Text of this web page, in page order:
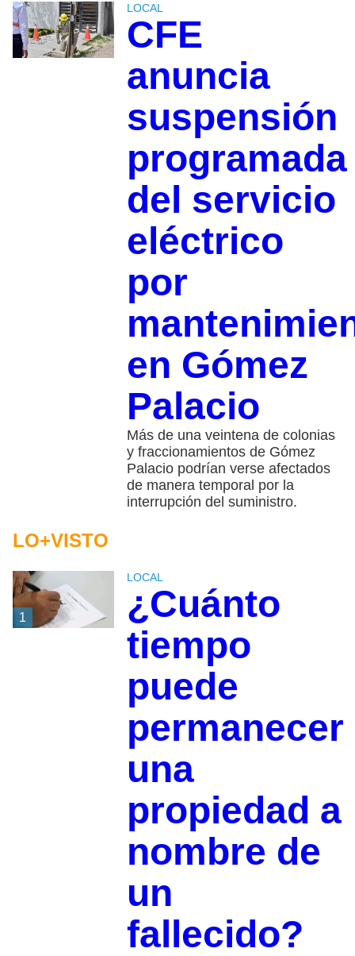
LOCAL
CFE
anuncia
suspensión
programada
del servicio
eléctrico
por
en Gómez
Palacio
Más de una veintena de colonias
y fraccionamientos de Gómez
Palacio podrían verse afectados
de manera temporal por la
interrupción del suministro.
LO+VISTO
1
LOCAL
¿Cuánto
tiempo
puede
permanecer
una
propiedad a
nombre de
un
fallecido?